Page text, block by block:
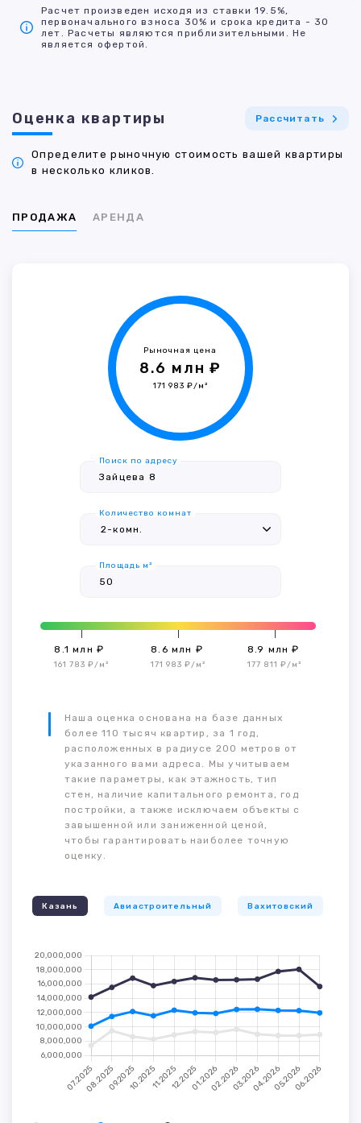
Расчет произведен исходя из ставки 19.5%,
первоначального взноса 30% и срока кредита - 30
лет. Расчеты являются приблизительными. Не
является офертой.
Оценка квартиры Рассчитать
Определите рыночную стоимость вашей квартиры
в несколько кликов.
ПРОДАЖА АРЕНДА
Рыночная цена
8.6 млн ₽
171 983 ₽/м²
Поиск по адресу
Количество комнат
Площадь м²
8.1 млн ₽
161 783 ₽/м²
8.6 млн ₽
171 983 ₽/м²
8.9 млн ₽
177 811 ₽/м²
Наша оценка основана на базе данных
более 110 тысяч квартир, за 1 год,
расположенных в радиусе 200 метров от
указанного вами адреса. Мы учитываем
такие параметры, как этажность, тип
стен, наличие капитального ремонта, год
постройки, а также исключаем объекты с
завышенной или заниженной ценой,
чтобы гарантировать наиболее точную
оценку.
Казань Авиастроительный Вахитовский